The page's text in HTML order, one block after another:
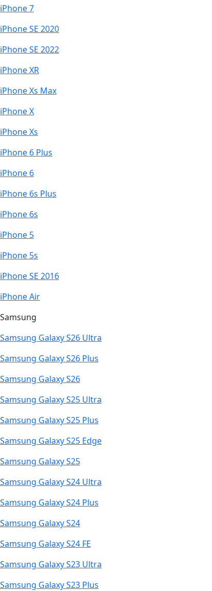
iPhone 7
iPhone SE 2020
iPhone SE 2022
iPhone XR
iPhone Xs Max
iPhone X
iPhone Xs
iPhone 6 Plus
iPhone 6
iPhone 6s Plus
iPhone 6s
iPhone 5
iPhone 5s
iPhone SE 2016
iPhone Air
Samsung
Samsung Galaxy S26 Ultra
Samsung Galaxy S26 Plus
Samsung Galaxy S26
Samsung Galaxy S25 Ultra
Samsung Galaxy S25 Plus
Samsung Galaxy S25 Edge
Samsung Galaxy S25
Samsung Galaxy S24 Ultra
Samsung Galaxy S24 Plus
Samsung Galaxy S24
Samsung Galaxy S24 FE
Samsung Galaxy S23 Ultra
Samsung Galaxy S23 Plus